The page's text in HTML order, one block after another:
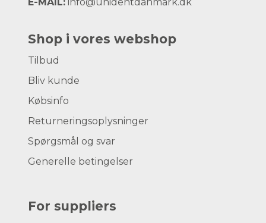
Shop i vores webshop
Tilbud
Bliv kunde
Købsinfo
Returneringsoplysninger
Spørgsmål og svar
Generelle betingelser
For suppliers